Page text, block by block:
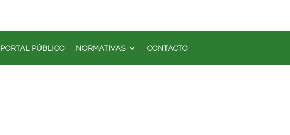
PORTAL PÚBLICO NORMATIVAS CONTACTO